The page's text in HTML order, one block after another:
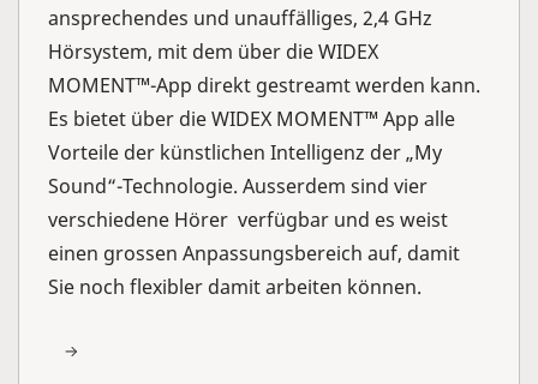
ansprechendes und unauffälliges, 2,4 GHz
Hörsystem, mit dem über die WIDEX
MOMENT™-App direkt gestreamt werden kann.
Es bietet über die WIDEX MOMENT™ App alle
Vorteile der künstlichen Intelligenz der „My
Sound“-Technologie. Ausserdem sind vier
verschiedene Hörer verfügbar und es weist
einen grossen Anpassungsbereich auf, damit
Sie noch flexibler damit arbeiten können.